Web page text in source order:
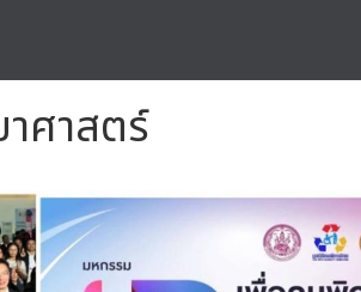
ศาสตร์